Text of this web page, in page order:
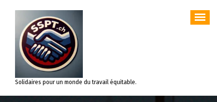
contenu
Solidaires pour un monde du travail équitable.